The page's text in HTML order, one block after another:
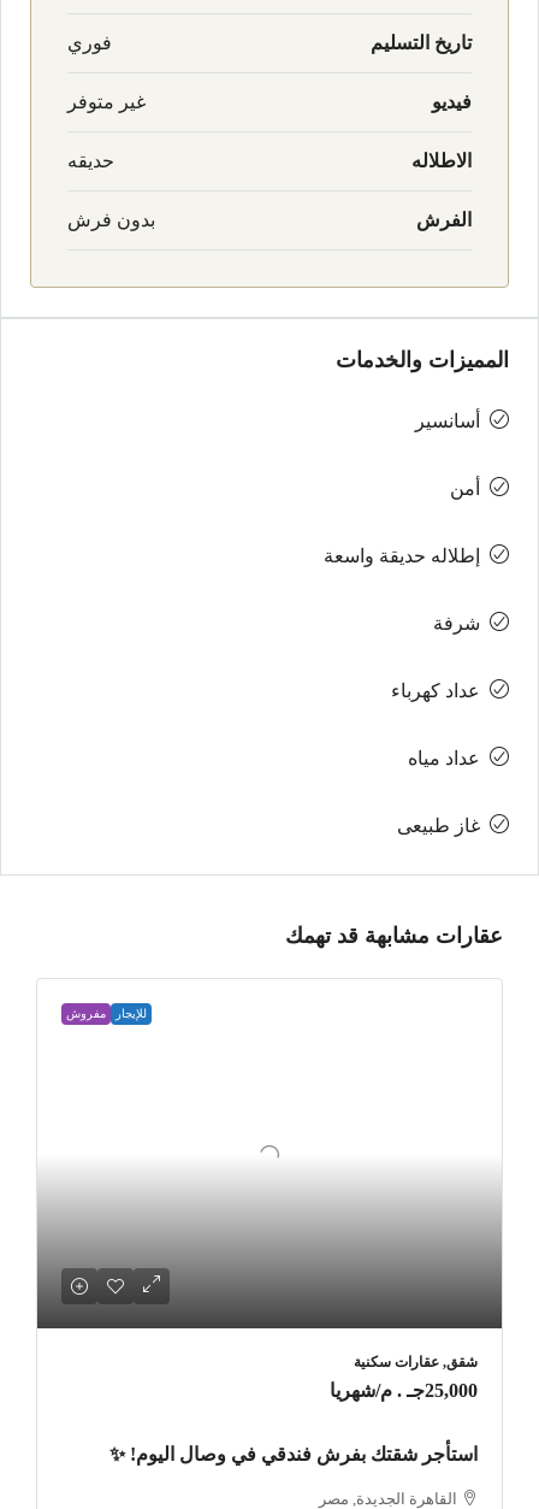
تاريخ التسليم فوري
فيديو غير متوفر
الاطلاله حديقه
الفرش بدون فرش
المميزات والخدمات
أسانسير
أمن
إطلاله حديقة واسعة
شرفة
عداد كهرباء
عداد مياه
غاز طبيعى
عقارات مشابهة قد تهمك
للإيجار مفروش
شقق, عقارات سكنية
25,000جـ . م /شهريا
استأجر شقتك بفرش فندقي في وصال اليوم! ✨
القاهرة الجديدة, مصر